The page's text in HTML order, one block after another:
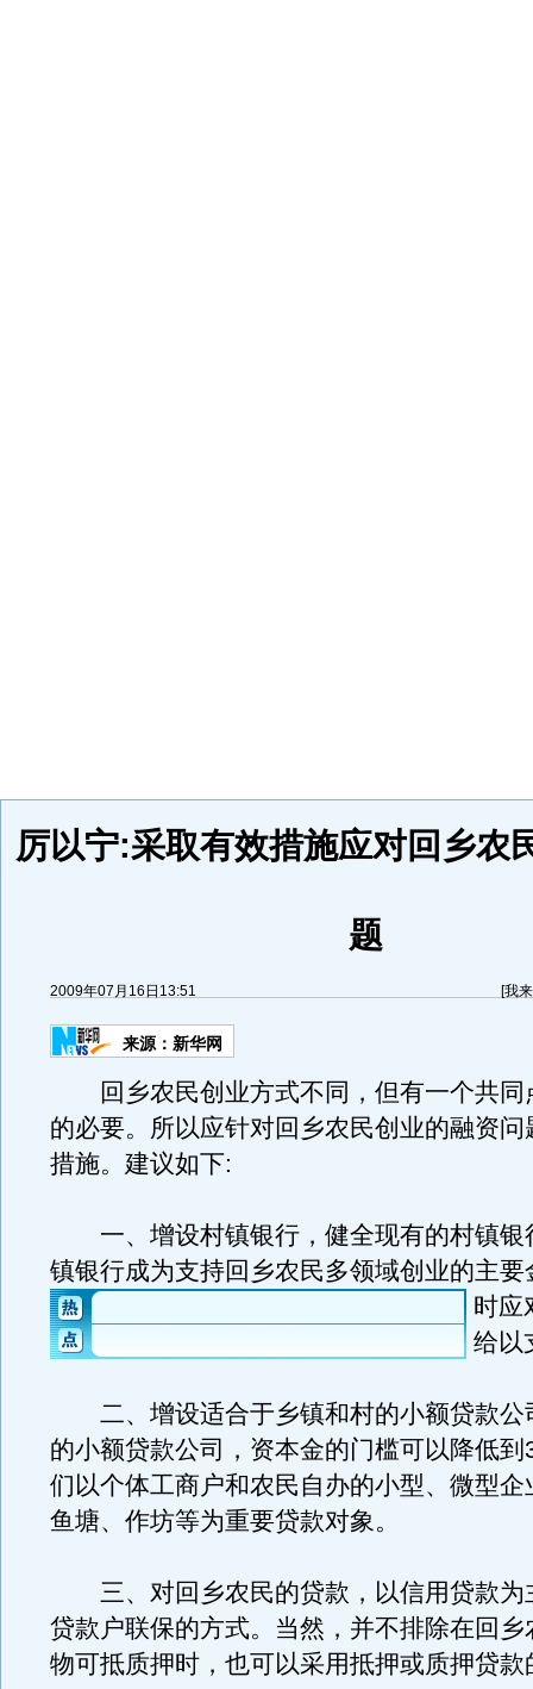
厉以宁:采取有效措施应对回乡农
题
2009年07月16日13:51 [我
来源： 新华网
回乡农民创业方式不同，但有一个共同
的必要。所以应针对回乡农民创业的融资问
措施。建议如下:
一、增设村镇银行，健全现有的村镇银
镇银行成为支持回乡农民多领域创业的主要
时应
给以
二、增设适合于乡镇和村的小额贷款公
的小额贷款公司，资本金的门槛可以降低
们以个体工商户和农民自办的小型、微型企
鱼塘、作坊等为重要贷款对象。
三、对回乡农民的贷款，以信用贷款为
贷款户联保的方式。当然，并不排除在回乡
物可抵质押时，也可以采用抵押或质押贷款